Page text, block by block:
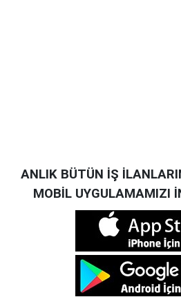
ANLIK BÜTÜN İŞ
MOBİL UYGULAMAMIZI